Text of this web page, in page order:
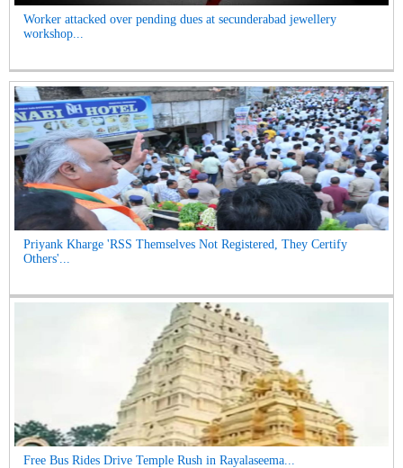
Worker attacked over pending dues at secunderabad jewellery
workshop...
Priyank Kharge 'RSS Themselves Not Registered, They Certify
Others'...
Free Bus Rides Drive Temple Rush in Rayalaseema...